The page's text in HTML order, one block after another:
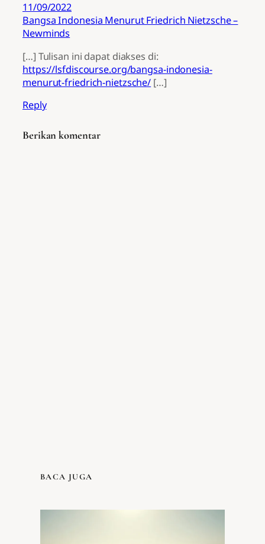
11/09/2022
Bangsa Indonesia Menurut Friedrich Nietzsche –
Newminds
[…] Tulisan ini dapat diakses di:
https://lsfdiscourse.org/bangsa-indonesia-
menurut-friedrich-nietzsche/ […]
Reply
Berikan komentar
BACA JUGA